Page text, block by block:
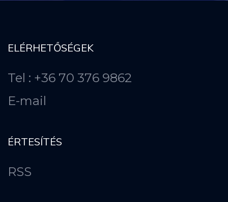
ELÉRHETŐSÉGEK
Tel : +36 70 376 9862
E-mail
ÉRTESÍTÉS
RSS